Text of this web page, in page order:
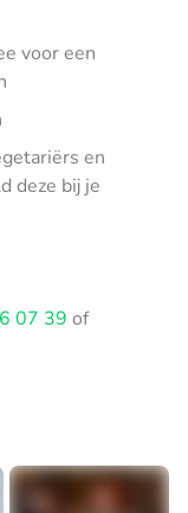
voor een
en
deze bij je
07 39 of